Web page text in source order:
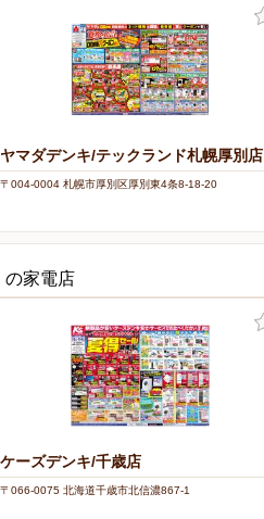
ヤマダデンキ/テックランド札幌厚別店
〒004-0004 札幌市厚別区厚別東4条8-18-20
の家電店
ケーズデンキ/千歳店
〒066-0075 北海道千歳市北信濃867-1